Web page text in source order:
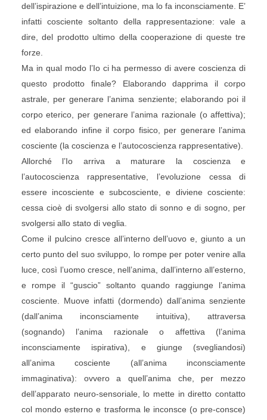
dell’ispirazione e dell’intuizione, ma lo fa inconsciamente. E’
infatti cosciente soltanto della rappresentazione: vale a
dire, del prodotto ultimo della cooperazione di queste tre
forze.
Ma in qual modo l’Io ci ha permesso di avere coscienza di
questo prodotto finale? Elaborando dapprima il corpo
astrale, per generare l’anima senziente; elaborando poi il
corpo eterico, per generare l’anima razionale (o affettiva);
ed elaborando infine il corpo fisico, per generare l’anima
cosciente (la coscienza e l’autocoscienza rappresentative).
Allorché l’Io arriva a maturare la coscienza e
l’autocoscienza rappresentative, l’evoluzione cessa di
essere incosciente e subcosciente, e diviene cosciente:
cessa cioè di svolgersi allo stato di sonno e di sogno, per
svolgersi allo stato di veglia.
Come il pulcino cresce all’interno dell’uovo e, giunto a un
certo punto del suo sviluppo, lo rompe per poter venire alla
luce, così l’uomo cresce, nell’anima, dall’interno all’esterno,
e rompe il “guscio” soltanto quando raggiunge l’anima
cosciente. Muove infatti (dormendo) dall’anima senziente
(dall’anima inconsciamente intuitiva), attraversa
(sognando) l’anima razionale o affettiva (l’anima
inconsciamente ispirativa), e giunge (svegliandosi)
all’anima cosciente (all’anima inconsciamente
immaginativa): ovvero a quell’anima che, per mezzo
dell’apparato neuro-sensoriale, lo mette in diretto contatto
col mondo esterno e trasforma le inconsce (o pre-consce)